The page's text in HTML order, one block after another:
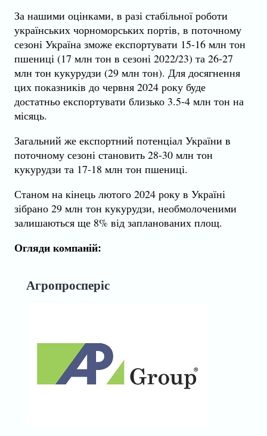
За нашими оцінками, в разі стабільної роботи
українських чорноморських портів, в поточному
сезоні Україна зможе експортувати 15-16 млн тон
пшениці (17 млн тон в сезоні 2022/23) та 26-27
млн тон кукурудзи (29 млн тон). Для досягнення
цих показників до червня 2024 року буде
достатньо експортувати близько 3.5-4 млн тон на
місяць.
Загальний же експортний потенціал України в
поточному сезоні становить 28-30 млн тон
кукурудзи та 17-18 млн тон пшениці.
Станом на кінець лютого 2024 року в Україні
зібрано 29 млн тон кукурудзи, необмолоченими
залишаються ще 8% від запланованих площ.
Огляди компаній:
Агропросперіс